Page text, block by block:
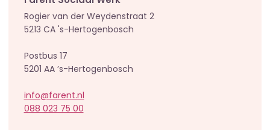
Rogier van der Weydenstraat 2
5213 CA 's-Hertogenbosch
Postbus 17
5201 AA ’s-Hertogenbosch
info@farent.nl
088 023 75 00